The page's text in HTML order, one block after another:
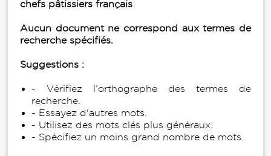
chefs pâtissiers français
Aucun document ne correspond aux termes de
recherche spécifiés.
Suggestions :
- Vérifiez l’orthographe des termes de
recherche.
- Essayez d'autres mots.
- Utilisez des mots clés plus généraux.
- Spécifiez un moins grand nombre de mots.